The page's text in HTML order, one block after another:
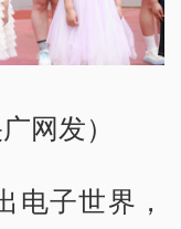
网发）
电子世界，